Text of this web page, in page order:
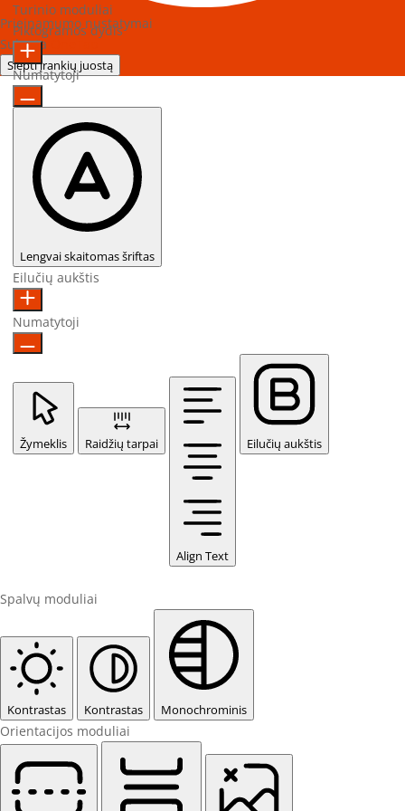
Prieinamumo nustatymai
Sukurta
Slėpti įrankių juostą
Turinio moduliai
Piktogramos dydis
Numatytoji
Lengvai skaitomas šriftas
Eilučių aukštis
Numatytoji
Žymeklis Raidžių tarpai
Align Text
Eilučių aukštis
Spalvų moduliai
Kontrastas Kontrastas Monochrominis
Orientacijos moduliai